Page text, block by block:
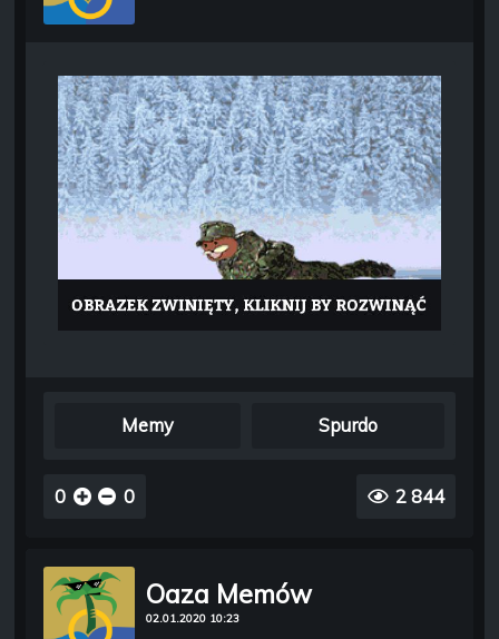
Memy Spurdo
0 0 2 844
Oaza Memów
02.01.2020 10:23